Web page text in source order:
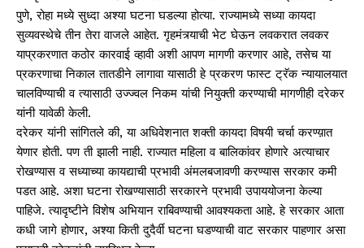
पुणे, रोहा मध्ये सुध्दा अश्या घटना घडल्या होत्या. राज्यामध्ये सध्या कायदा
सुव्यवस्थेचे तीन तेरा वाजले आहेत. गृहमंत्र्याची भेट घेऊन लवकरात लवकर
याप्रकरणात कठोर कारवाई व्हावी अशी आपण मागणी करणार आहे, तसेच या
प्रकरणाचा निकाल तातडीने लागावा यासाठी हे प्रकरण फास्ट ट्रॅक न्यायालयात
चालविण्याची व त्यासाठी उज्ज्वल निकम यांची नियुक्ती करण्याची मागणीही दरेकर
यांनी यावेळी केली.
दरेकर यांनी सांगितले की, या अधिवेशनात शक्ती कायदा विषयी चर्चा करण्य़ात
येणार होती. पण ती झाली नाही. राज्यात महिला व बालिकांवर होणारे अत्याचार
रोखण्यास व सध्याच्या कायद्याची प्रभावी अंमलबजावणी करण्यास सरकार कमी
पडत आहे. अशा घटना रोखण्यासाठी सरकारने प्रभावी उपाययोजना केल्या
पाहिजे. त्यादृष्टीने विशेष अभियान राबिवण्याची आवश्यकता आहे. हे सरकार आता
कधी जागे होणार, अश्या किती दुदैर्वी घटना घडण्याची वाट सरकार पाहणार असा